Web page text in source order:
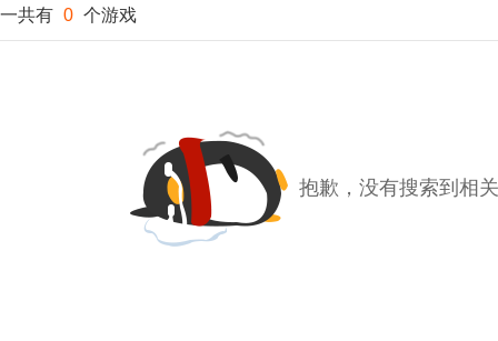
一共有 0 个游戏
抱歉，没有搜索到相